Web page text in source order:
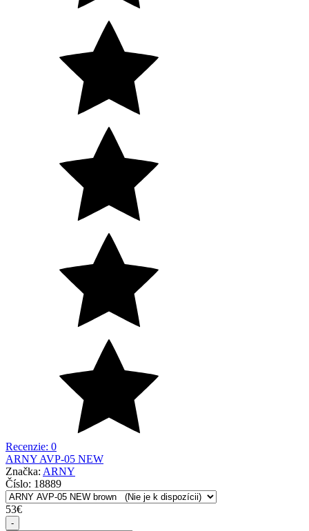
Recenzie: 0
ARNY AVP-05 NEW
Značka: ARNY
Číslo: 18889
53€
-